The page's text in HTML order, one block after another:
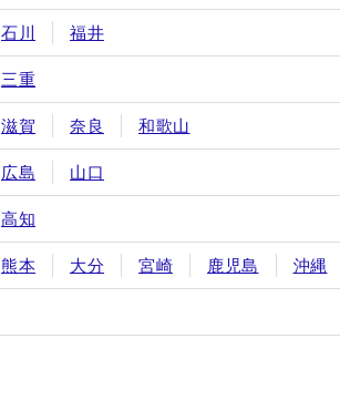
石川 福井
三重
滋賀 奈良 和歌山
広島 山口
高知
熊本 大分 宮崎 鹿児島 沖縄